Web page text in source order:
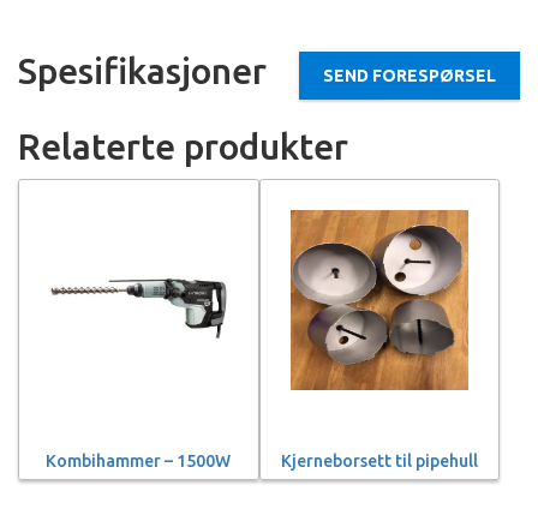
Spesifikasjoner SEND FORESPØRSEL
Relaterte produkter
Kombihammer – 1500W Kjerneborsett til pipehull